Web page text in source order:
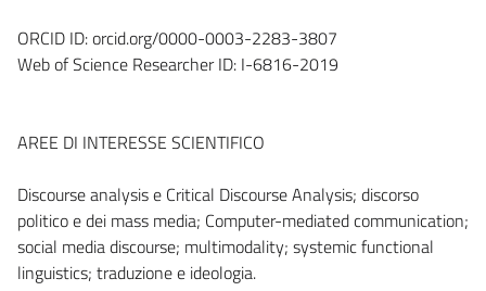
ORCID ID: orcid.org/0000-0003-2283-3807
Web of Science Researcher ID: I-6816-2019
AREE DI INTERESSE SCIENTIFICO
Discourse analysis e Critical Discourse Analysis; discorso
politico e dei mass media; Computer-mediated communication;
social media discourse; multimodality; systemic functional
linguistics; traduzione e ideologia.